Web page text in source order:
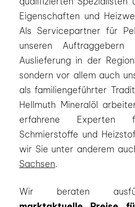
Eigenschaften und
Als Servicepartner für
unseren
Auslieferung in der
sondern vor allem auch
als familiengeführter
Hellmuth Mineralöl
erfahrene Experten
Schmierstoffe und
wir Sie unter anderem
Sachsen.
Wir beraten